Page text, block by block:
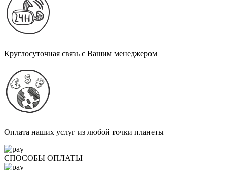
Круглосуточная связь с Вашим менеджером
Оплата наших услуг из любой точки планеты
СПОСОБЫ ОПЛАТЫ